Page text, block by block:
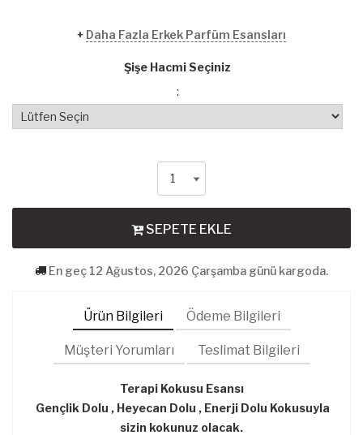
+ Daha Fazla Erkek Parfüm Esansları
Şişe Hacmi Seçiniz
:
SEPETE EKLE
En geç 12 Ağustos, 2026 Çarşamba günü kargoda.
Ürün Bilgileri Ödeme Bilgileri
Müşteri Yorumları Teslimat Bilgileri
Terapi Kokusu Esansı
Gençlik Dolu , Heyecan Dolu , Enerji Dolu Kokusuyla
sizin kokunuz olacak.